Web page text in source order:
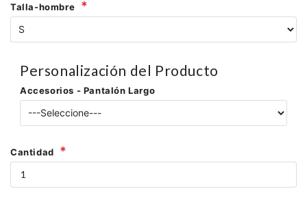
Talla-hombre
Personalización del Producto
Accesorios - Pantalón Largo
Cantidad